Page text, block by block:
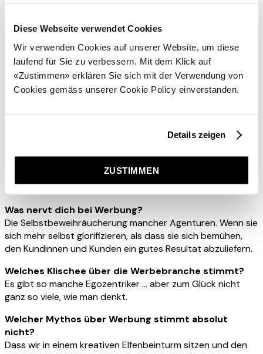
Diese Webseite verwendet Cookies
Wir verwenden Cookies auf unserer Website, um diese
laufend für Sie zu verbessern. Mit dem Klick auf
«Zustimmen» erklären Sie sich mit der Verwendung von
Cookies gemäss unserer Cookie Policy einverstanden.
Details zeigen
ZUSTIMMEN
Welche Werbeidee hättest du auch gerne gehabt?
Umsetzung gescheitert. Ich hatte das Ganze schon
besten Kurzfilm gewonnen hat. Da habe ich mir schon kurz
an den Kopf gegriffen.
Was nervt dich bei Werbung?
Die Selbstbeweihräucherung mancher Agenturen. Wenn sie
sich mehr selbst glorifizieren, als dass sie sich bemühen,
den Kundinnen und Kunden ein gutes Resultat abzuliefern.
Welches Klischee über die Werbebranche stimmt?
Es gibt so manche Egozentriker … aber zum Glück nicht
ganz so viele, wie man denkt.
Welcher Mythos über Werbung stimmt absolut
nicht?
Dass wir in einem kreativen Elfenbeinturm sitzen und den